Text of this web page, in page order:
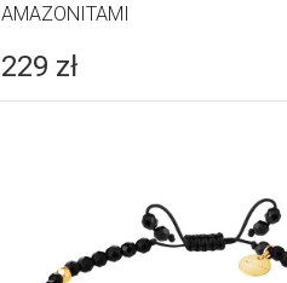
AMAZONITAMI
229 zł